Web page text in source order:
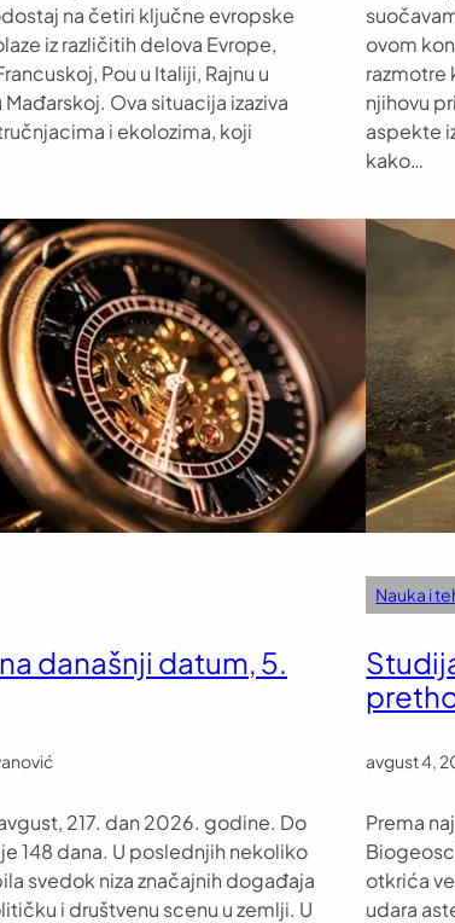
na četiri ključne evropske
iz različitih delova Evrope,
Pou u Italiji, Rajnu u
Ova situacija izaziva
i ekolozima, koji
ovom
razmotre
njihovu
aspekte
kako…
današnji datum, 5.
217. dan 2026. godine. Do
148 dana. U poslednjih nekoliko
svedok niza značajnih događaja
i društvenu scenu u zemlji. U
Nauka i
avgust 4,
Prema
otkrića
udara